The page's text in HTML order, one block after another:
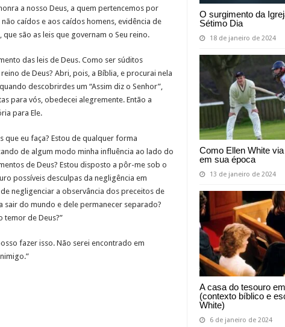
O surgimento da
Sétimo Dia
18 de janeiro de 2024
Como Ellen White
em sua época
13 de janeiro de 2024
A casa do tesouro
(contexto bíblico e
White)
6 de janeiro de 2024
a nosso Deus, a quem pertencemos por
caídos e aos caídos homens, evidência de
são as leis que governam o Seu reino.
das leis de Deus. Como ser súditos
de Deus? Abri, pois, a Bíblia, e procurai nela
descobrirdes um “Assim diz o Senhor”,
para vós, obedecei alegremente. Então a
para Ele.
que eu faça? Estou de qualquer forma
de algum modo minha influência ao lado do
de Deus? Estou disposto a pôr-me sob o
possíveis desculpas da negligência em
de negligenciar a observância dos preceitos de
sair do mundo e dele permanecer separado?
temor de Deus?”
fazer isso. Não serei encontrado em